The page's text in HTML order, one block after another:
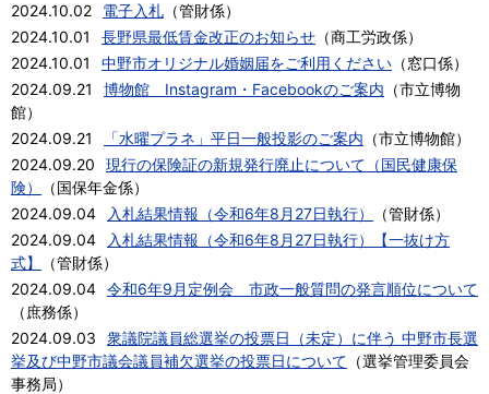
2024.10.02
電子入札 （管財係）
2024.10.01
長野県最低賃金改正のお知らせ （商工労政係）
2024.10.01
中野市オリジナル婚姻届をご利用ください （窓口係）
2024.09.21
博物館 Instagram・Facebookのご案内 （市立博物
館）
2024.09.21
「水曜プラネ」平日一般投影のご案内 （市立博物館）
2024.09.20
現行の保険証の新規発行廃止について（国民健康保
険）
（国保年金係）
2024.09.04
入札結果情報（令和6年8月27日執行） （管財係）
2024.09.04
入札結果情報（令和6年8月27日執行）【一抜け方
式】
（管財係）
2024.09.04 令和6年9月定例会 市政一般質問の発言順位について
（ 庶務係）
2024.09.03
衆議院議員総選挙の投票日（未定）に伴う 中野市長選
挙及び中野市議会議員補欠選挙の投票日について （選挙管理委員会
事務局）